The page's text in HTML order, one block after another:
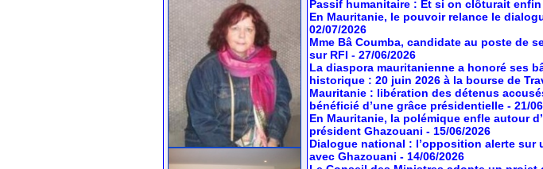
Passif humanitaire : Et si on clôturait
En Mauritanie, le pouvoir relance le
02/07/2026
Mme Bâ Coumba, candidate au poste de
sur RFI - 27/06/2026
La diaspora mauritanienne a honoré ses
historique : 20 juin 2026 à la bourse de
Mauritanie : libération des détenus
bénéficié d’une grâce présidentielle - 21/
En Mauritanie, la polémique enfle autour
président Ghazouani - 15/06/2026
Dialogue national : l’opposition alerte sur
avec Ghazouani - 14/06/2026